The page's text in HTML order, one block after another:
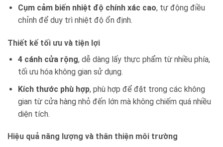
Cụm cảm biến nhiệt độ chính xác cao, tự động điều
chỉnh để duy trì nhiệt độ ổn định.
Thiết kế tối ưu và tiện lợi
4 cánh cửa rộng, dễ dàng lấy thực phẩm từ nhiều phía,
tối ưu hóa không gian sử dụng.
Kích thước phù hợp, phù hợp để đặt trong các không
gian từ cửa hàng nhỏ đến lớn mà không chiếm quá nhiều
diện tích.
Hiệu quả năng lượng và thân thiện môi trường